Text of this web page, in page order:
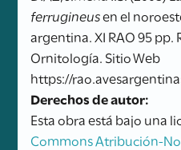
ferrugineusen el
argentina. XI RAO 95
Ornitología. Sitio Web
https://
Derechos de autor:
Esta obra está bajo una
Commons Atribución-